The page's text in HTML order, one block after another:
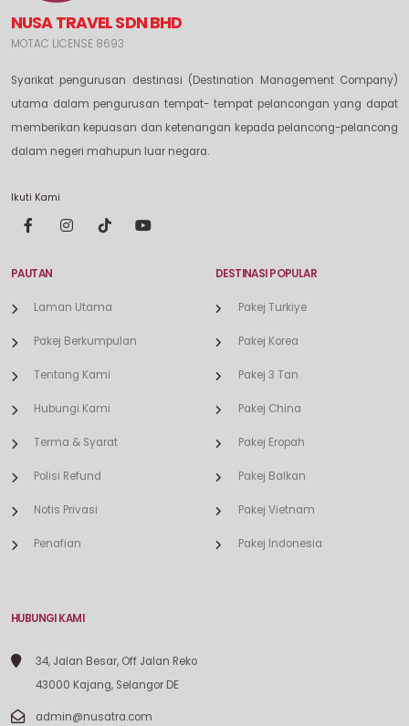
NUSA TRAVEL SDN BHD
MOTAC LICENSE 8693
Syarikat pengurusan destinasi (Destination Management Company)
utama dalam pengurusan tempat- tempat pelancongan yang dapat
memberikan kepuasan dan ketenangan kepada pelancong-pelancong
dalam negeri mahupun luar negara.
Ikuti Kami
PAUTAN
Laman Utama
Pakej Berkumpulan
Tentang Kami
Hubungi Kami
Terma & Syarat
Polisi Refund
Notis Privasi
Penafian
DESTINASI POPULAR
Pakej Turkiye
Pakej Korea
Pakej 3 Tan
Pakej China
Pakej Eropah
Pakej Balkan
Pakej Vietnam
Pakej Indonesia
HUBUNGI KAMI
34, Jalan Besar, Off Jalan Reko
43000 Kajang, Selangor DE
admin@nusatra.com